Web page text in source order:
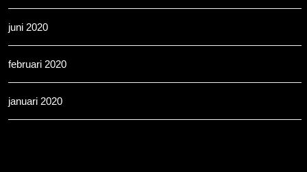
juni 2020
februari 2020
januari 2020